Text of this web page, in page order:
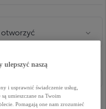
naszą
i usprawnić świadczenie usług,
umieszczane na Twoim
Pomagają one nam zrozumieć